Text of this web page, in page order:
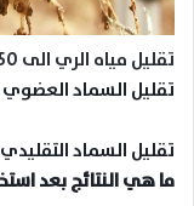
تقليل مياه الري الى 50% ” مع مراعاة حاجة النبات للماء
تقليل السماد العضوي الى
تقليل السماد التقليدي 25%
ما هي النتائج بعد